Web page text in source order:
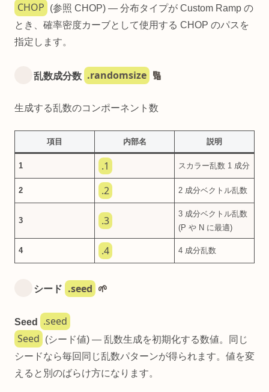
CHOP
(参照 CHOP) — 分布タイプが Custom Ramp の
とき、確率密度カーブとして使用する CHOP のパスを
指定します。
乱数成分数 .randomsize 🔢
生成する乱数のコンポーネント数
項目 内部名 説明
1 .1 スカラー乱数 1 成分
2 .2 2 成分ベクトル乱数
3 .3
3 成分ベクトル乱数
(P や N に最適)
4 .4 4 成分乱数
シード .seed 🌱
Seed
.seed
Seed
(シード値) — 乱数生成を初期化する数値。同じ
シードなら毎回同じ乱数パターンが得られます。値を変
えると別のばらけ方になります。